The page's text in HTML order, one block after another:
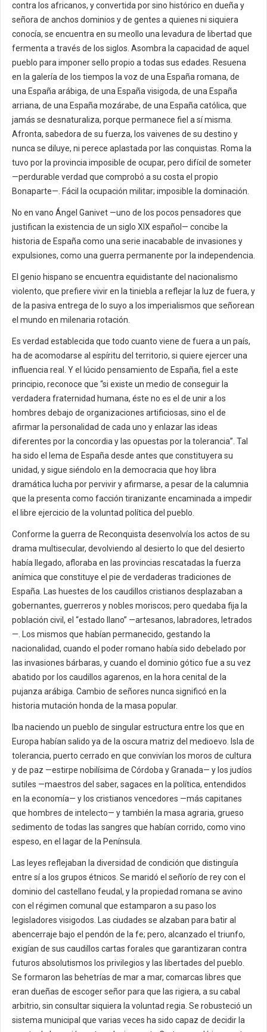
contra los africanos, y convertida por sino histórico en dueña y
señora de anchos dominios y de gentes a quienes ni siquiera
conocía, se encuentra en su meollo una levadura de libertad que
fermenta a través de los siglos. Asombra la capacidad de aquel
pueblo para imponer sello propio a todas sus edades. Resuena
en la galería de los tiempos la voz de una España romana, de
una España arábiga, de una España visigoda, de una España
arriana, de una España mozárabe, de una España católica, que
jamás se desnaturaliza, porque permanece fiel a sí misma.
Afronta, sabedora de su fuerza, los vaivenes de su destino y
nunca se diluye, ni perece aplastada por las conquistas. Roma la
tuvo por la provincia imposible de ocupar, pero difícil de someter
—perdurable verdad que comprobó a su costa el propio
Bonaparte—. Fácil la ocupación militar; imposible la dominación.
No en vano Ángel Ganivet —uno de los pocos pensadores que
justifican la existencia de un siglo XIX español— concibe la
historia de España como una serie inacabable de invasiones y
expulsiones, como una guerra permanente por la independencia.
El genio hispano se encuentra equidistante del nacionalismo
violento, que prefiere vivir en la tiniebla a reflejar la luz de fuera, y
de la pasiva entrega de lo suyo a los imperialismos que señorean
el mundo en milenaria rotación.
Es verdad establecida que todo cuanto viene de fuera a un país,
ha de acomodarse al espíritu del territorio, si quiere ejercer una
influencia real. Y el lúcido pensamiento de España, fiel a este
principio, reconoce que “si existe un medio de conseguir la
verdadera fraternidad humana, éste no es el de unir a los
hombres debajo de organizaciones artificiosas, sino el de
afirmar la personalidad de cada uno y enlazar las ideas
diferentes por la concordia y las opuestas por la tolerancia”. Tal
ha sido el lema de España desde antes que constituyera su
unidad, y sigue siéndolo en la democracia que hoy libra
dramática lucha por pervivir y afirmarse, a pesar de la calumnia
que la presenta como facción tiranizante encaminada a impedir
el libre ejercicio de la voluntad política del pueblo.
Conforme la guerra de Reconquista desenvolvía los actos de su
drama multisecular, devolviendo al desierto lo que del desierto
había llegado, afloraba en las provincias rescatadas la fuerza
anímica que constituye el pie de verdaderas tradiciones de
España. Las huestes de los caudillos cristianos desplazaban a
gobernantes, guerreros y nobles moriscos; pero quedaba fija la
población civil, el “estado llano” —artesanos, labradores, letrados
—. Los mismos que habían permanecido, gestando la
nacionalidad, cuando el poder romano había sido debelado por
las invasiones bárbaras, y cuando el dominio gótico fue a su vez
abatido por los caudillos agarenos, en la hora cenital de la
pujanza arábiga. Cambio de señores nunca significó en la
historia mutación honda de la masa popular.
Iba naciendo un pueblo de singular estructura entre los que en
Europa habían salido ya de la oscura matriz del medioevo. Isla de
tolerancia, puerto cerrado en que convivían los moros de cultura
y de paz —estirpe nobilísima de Córdoba y Granada— y los judíos
sutiles —maestros del saber, sagaces en la política, entendidos
en la economía— y los cristianos vencedores —más capitanes
que hombres de intelecto— y también la masa agraria, grueso
sedimento de todas las sangres que habían corrido, como vino
espeso, en el lagar de la Península.
Las leyes reflejaban la diversidad de condición que distinguía
entre sí a los grupos étnicos. Se maridó el señorío de rey con el
dominio del castellano feudal, y la propiedad romana se avino
con el régimen comunal que estamparon a su paso los
legisladores visigodos. Las ciudades se alzaban para batir al
abencerraje bajo el pendón de la fe; pero, alcanzado el triunfo,
exigían de sus caudillos cartas forales que garantizaran contra
futuros absolutismos los privilegios y las libertades del pueblo.
Se formaron las behetrías de mar a mar, comarcas libres que
eran dueñas de escoger señor para que las rigiera, a su cabal
arbitrio, sin consultar siquiera la voluntad regia. Se robusteció un
sistema municipal que varias veces ha sido capaz de decidir la